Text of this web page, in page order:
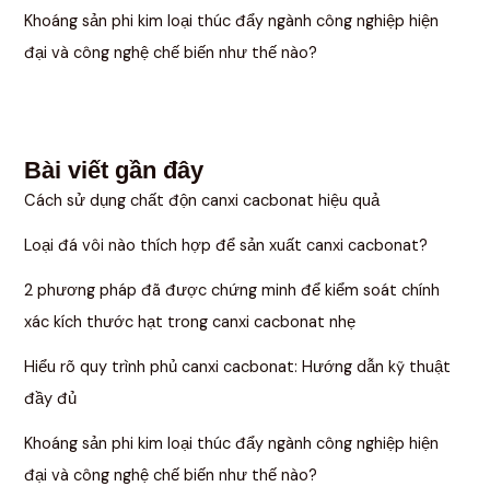
Khoáng sản phi kim loại thúc đẩy ngành công nghiệp hiện
đại và công nghệ chế biến như thế nào?
Bài viết gần đây
Cách sử dụng chất độn canxi cacbonat hiệu quả
Loại đá vôi nào thích hợp để sản xuất canxi cacbonat?
2 phương pháp đã được chứng minh để kiểm soát chính
xác kích thước hạt trong canxi cacbonat nhẹ
Hiểu rõ quy trình phủ canxi cacbonat: Hướng dẫn kỹ thuật
đầy đủ
Khoáng sản phi kim loại thúc đẩy ngành công nghiệp hiện
đại và công nghệ chế biến như thế nào?